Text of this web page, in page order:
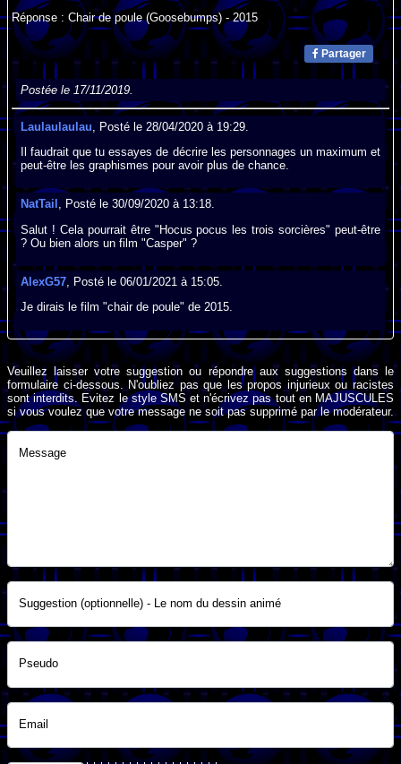
Réponse : Chair de poule (Goosebumps) - 2015
Partager
Postée le 17/11/2019.
Laulaulaulau , Posté le 28/04/2020 à 19:29.
Il faudrait que tu essayes de décrire les personnages un maximum et
peut-être les graphismes pour avoir plus de chance.
NatTail , Posté le 30/09/2020 à 13:18.
Salut ! Cela pourrait être "Hocus pocus les trois sorcières" peut-être
? Ou bien alors un film "Casper" ?
AlexG57, Posté le 06/01/2021 à 15:05.
Je dirais le film "chair de poule" de 2015.
Veuillez laisser votre suggestion ou répondre aux suggestions dans le
formulaire ci-dessous. N'oubliez pas que les propos injurieux ou racistes
sont interdits. Evitez le style SMS et n'écrivez pas tout en MAJUSCULES
si vous voulez que votre message ne soit pas supprimé par le modérateur.
Message
Suggestion (optionnelle) - Le nom du dessin animé
Pseudo
Email